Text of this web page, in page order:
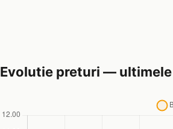
Evolutie preturi —